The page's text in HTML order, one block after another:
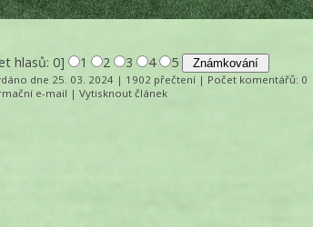
hlasů: 0] 1 2 3 4 5
dne 25. 03. 2024 | 1902 přečtení | Počet komentářů: 0
e-mail |Vytisknout článek